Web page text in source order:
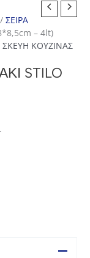
/ΣΕΙΡΑ
– 4lt)
ΣΚΕΥΗ ΚΟΥΖΙΝΑΣ
STILO